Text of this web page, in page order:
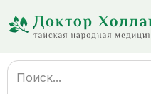
содержанию
Search
for: